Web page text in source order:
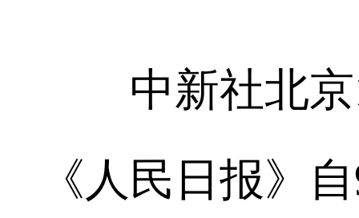
中新社北京
《人民日报》